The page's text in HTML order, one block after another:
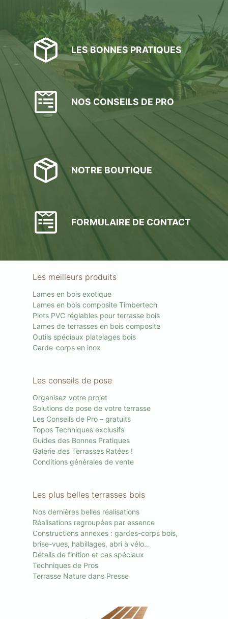
LES BONNES PRATIQUES
NOS CONSEILS DE PRO
NOTRE BOUTIQUE
FORMULAIRE DE CONTACT
Les meilleurs produits
Lames en bois exotique
Lames en bois composite Timbertech
Plots PVC réglables pour terrasse bois
Lames de terrasses en bois composite
Outils spéciaux platelages bois
Garde-corps en inox
Les conseils de pose
Organisez votre projet
Solutions de pose de votre terrasse
Les Conseils de Pro – gratuits
Topos Techniques exclusifs
Guides des Bonnes Pratiques
Galerie des Terrasses Ratées !
Conditions générales de vente
Les plus belles terrasses bois
Nos dernières belles réalisations
Réalisations regroupées par essence
Constructions annexes : gardes-corps bois,
brise-vues, habillages, abri à vélo…
Détails de finition et cas spéciaux
Techniques de Pros
Terrasse Nature dans Presse